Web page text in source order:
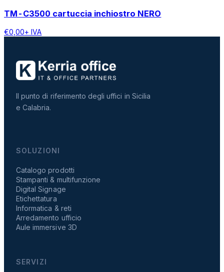
TM-C3500 cartuccia inchiostro NERO
€0,00+ IVA
Il punto di riferimento degli uffici in Sicilia
e Calabria.
SOLUZIONI
Catalogo prodotti
Stampanti & multifunzione
Digital Signage
Etichettatura
Informatica & reti
Arredamento ufficio
Aule immersive 3D
SERVIZI